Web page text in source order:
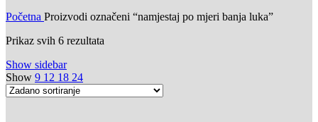
Početna Proizvodi označeni “namjestaj po mjeri banja luka”
Prikaz svih 6 rezultata
Show sidebar
Show 9 12 18 24